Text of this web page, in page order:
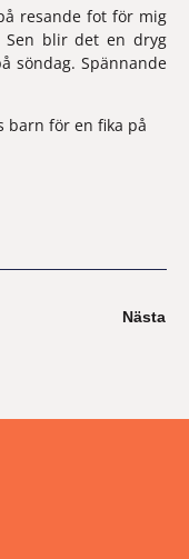
resande fot för mig
Sen blir det en dryg
söndag. Spännande
barn för en fika på
Nästa